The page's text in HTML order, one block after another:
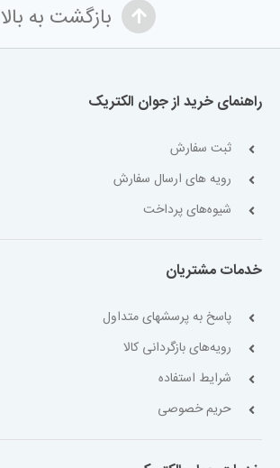
بازگشت به بالا
راهنمای خرید از جوان الکتریک
ثبت سفارش
رویه های ارسال سفارش
شیوه‌های پرداخت
خدمات مشتریان
پاسخ به پرسشهای متداول
رویه‌های بازگردانی کالا
شرایط استفاده
حریم خصوصی